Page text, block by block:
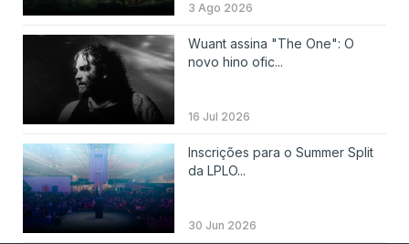
3 Ago 2026
Wuant assina "The One": O
novo hino ofic...
16 Jul 2026
Inscrições para o Summer Split
da LPLO...
30 Jun 2026